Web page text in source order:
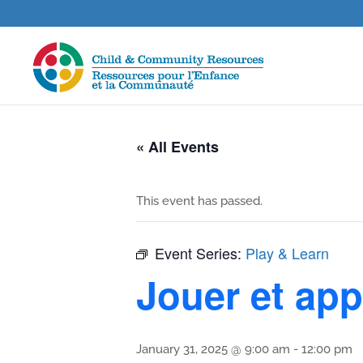
« All Events
This event has passed.
Event Series: Play & Learn
Jouer et
January 31, 2025 @ 9:00 am - 12:00 pm